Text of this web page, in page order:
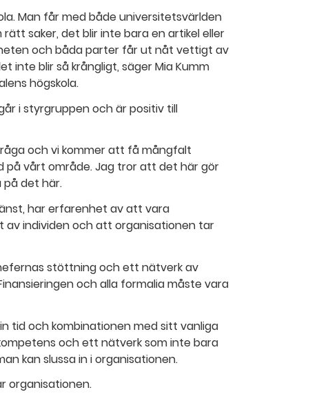
Man får med både universitetsvärlden
saker, det blir inte bara en artikel eller
och båda parter får ut nåt vettigt av
inte blir så krångligt, säger Mia Kumm
högskola.
i styrgruppen och är positiv till
och vi kommer att få mångfalt
på vårt område. Jag tror att det här gör
på det här.
har erfarenhet av att vara
av individen och att organisationen tar
stöttning och ett nätverk av
och alla formalia måste vara
tid och kombinationen med sitt vanliga
och ett nätverk som inte bara
kan slussa in i organisationen.
organisationen.